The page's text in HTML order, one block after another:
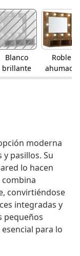
Blanco
brillante
Roble
ahumado
moderna
pasillos. Su
lo hacen
combina
convirtiéndose
integradas y
pequeños
para lo